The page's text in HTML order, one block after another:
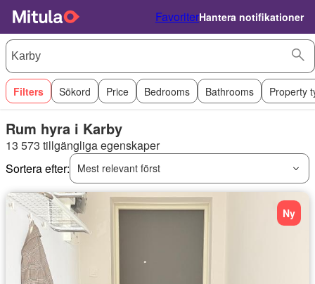
FavoriterHantera notifikationer
Filters Sökord Price Bedrooms Bathrooms Property
Rum hyra i Karby
13 573 tillgängliga egenskaper
Sortera efter:
Mest relevant först
Ny